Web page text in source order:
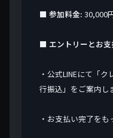
■ 参加料金: 30,000
■ エントリーとお
・公式LINEにて「
行振込」をご案内し
・お支払い完了を